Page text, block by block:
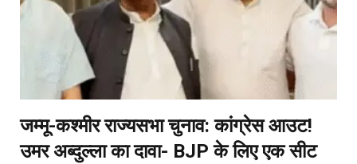
जम्मू-कश्मीर राज्यसभा चुनाव: कांग्रेस आउट!
उमर अब्दुल्ला का दावा- BJP के लिए एक सीट